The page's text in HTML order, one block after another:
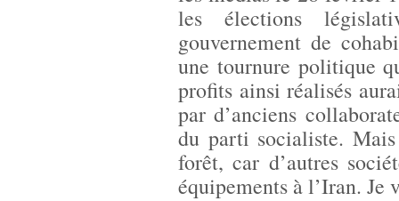
les élections
gouvernement de
une tournure politique
profits ainsi réalisés
par d’anciens
du parti socialiste.
forêt, car d’autres
équipements à l’Iran. Je